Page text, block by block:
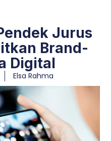
Jurus
Brand-
Digital
Elsa Rahma